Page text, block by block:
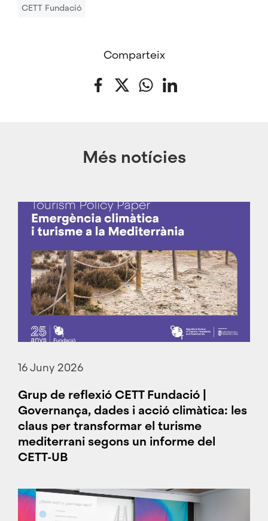
CETT Fundació
Comparteix
Facebook
Twitter WhatsApp
Més notícies
16 Juny 2026
Grup de reflexió CETT Fundació |
Governança, dades i acció climàtica: les
claus per transformar el turisme
mediterrani segons un informe del
CETT-UB